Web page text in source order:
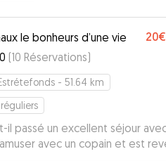
le bonheurs d’une vie 20€
(10 Réservations)
- 51.64 km
il passé un excellent séjour
avec un copain et est revenu